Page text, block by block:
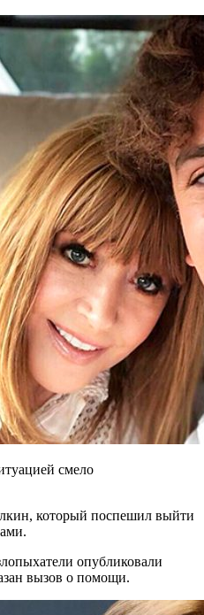
смело
который поспешил выйти
опубликовали
вызов о помощи.